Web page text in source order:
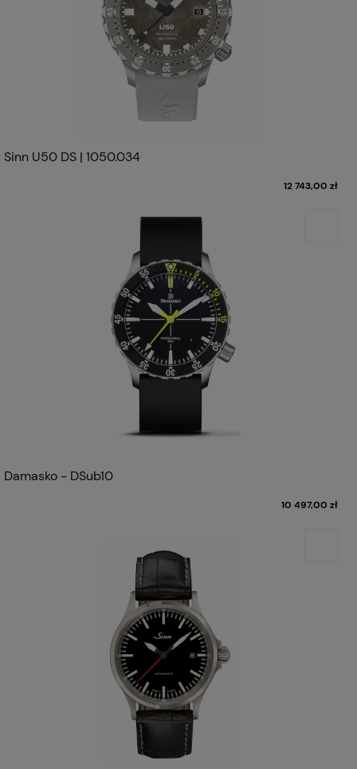
Sinn U50 DS | 1050.034
12 743,00 zł
Damasko - DSub10
10 497,00 zł